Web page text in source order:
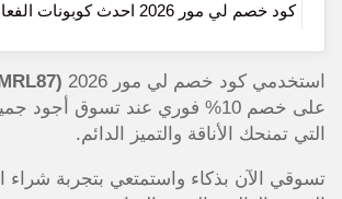
كود خصم لي مور 2026 احدث كوبونات الفعالة لجميع عروض الصيدلية
استخدمي كود خصم لي مور 2026 (MRL87)
على خصم 10% فوري عند تسوق أجود
التي تمنحك الأناقة والتميز الدائم.
تسوقي الآن بذكاء واستمتعي بتجربة شراء